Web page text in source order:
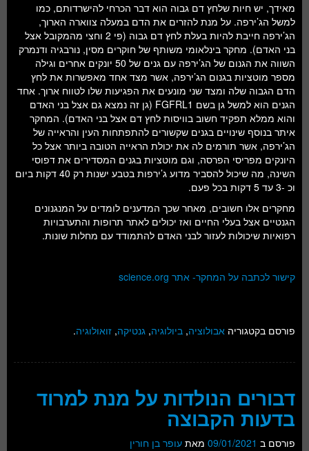
מאידך, יש חיות שלחץ דם גבוה הוא דבר הכרחי להישרדותם, כמו
למשל הג’ירפה. על מנת להזרים את הדם במעלה צווארה הארוך,
הג’ירפה חייבת להיות בעלת לחץ דם גבוה (פי 2 וחצי מהמקובל אצל
בני האדם). מחקר בינלאומי משותף של חוקרים מסין, נורבגיה ודנמרק
השווה את הגנום של הג’ירפה עם גנים של 50 יונקים אחרים וגילה
מספר מוטציות בגנום הג’ירפה, אשר מצד אחד מאפשרות את לחץ
הדם הגבוה שלה ומצד שני מונעים את הפגיעות שלו לטווח ארוך. אחד
הגנים הוא למשל גן בשם FGFRL1 (גן זה נמצא גם אצל בני האדם
והוא ממלא תפקיד חשוב בוויסות לחץ דם אצל בני האדם). המחקר
איתר בנוסף שינויים בגנים שקשורים להתפתחות העין והראייה של
הג’ירפה, אשר תורמים לה את יכולת הראייה הטובה ביותר אצל כל
היונקים מפריסי הפרסה, וגם מוטציות בגנים המסדירים את דפוסי
השינה, מה שיכול להסביר מדוע ג’ירפות בטבע ישנות רק 40 דקות ביום
וכ -3 עד 5 דקות בכל פעם.
מחקרים אלו חשובים, מאחר שכך המדענים לומדים על המנגנונים
הגנטיים אצל בעלי החיים ואז יכולים לאתר תרופות והתערבויות
רפואיות שיכולות לעזור לבני האדם להתמודד עם מחלות שונות.
קישור לכתבה על המחקר- אתר science.org
פורסם בקטגוריה אבולוציה, ביולוגיה, גנטיקה, זואולוגיה.
דבורים הנולדות על מנת למרוד
בדעות הקבוצה
פורסם ב 09/01/2021 מאת עופר בן חורין